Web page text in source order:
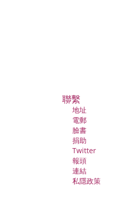
聯繫
地址
電郵
臉書
捐助
Twitter
報頭
連結
私隱政策